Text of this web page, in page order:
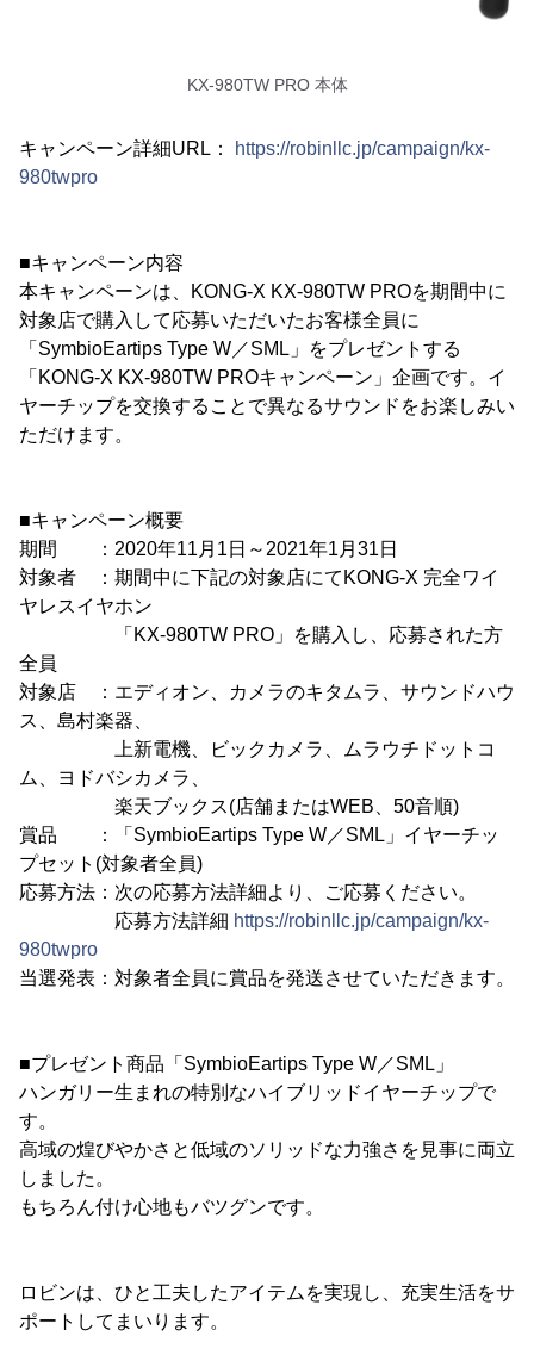
KX-980TW PRO 本体
キャンペーン詳細URL：
https://robinllc.jp/campaign/kx-
980twpro
■キャンペーン内容
本キャンペーンは、KONG-X KX-980TW PROを期間中に
対象店で購入して応募いただいたお客様全員に
「SymbioEartips Type W／SML」をプレゼントする
「KONG-X KX-980TW PROキャンペーン」企画です。イ
ヤーチップを交換することで異なるサウンドをお楽しみい
ただけます。
■キャンペーン概要
期間 ：2020年11月1日～2021年1月31日
対象者 ：期間中に下記の対象店にてKONG-X 完全ワイ
ヤレスイヤホン
「KX-980TW PRO」を購入し、応募された方
全員
対象店 ：エディオン、カメラのキタムラ、サウンドハウ
ス、島村楽器、
上新電機、ビックカメラ、ムラウチドットコ
ム、ヨドバシカメラ、
楽天ブックス(店舗またはWEB、50音順)
賞品 ：「SymbioEartips Type W／SML」イヤーチッ
プセット(対象者全員)
応募方法：次の応募方法詳細より、ご応募ください。
応募方法詳細 https://robinllc.jp/campaign/kx-
980twpro
当選発表：対象者全員に賞品を発送させていただきます。
■プレゼント商品「SymbioEartips Type W／SML」
ハンガリー生まれの特別なハイブリッドイヤーチップで
す。
高域の煌びやかさと低域のソリッドな力強さを見事に両立
しました。
もちろん付け心地もバツグンです。
ロビンは、ひと工夫したアイテムを実現し、充実生活をサ
ポートしてまいります。